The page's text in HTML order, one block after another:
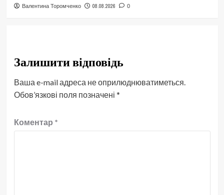
Валентина Торомченко 08.08.2026 0
Залишити відповідь
Ваша e-mail адреса не оприлюднюватиметься.
Обов’язкові поля позначені *
Коментар *